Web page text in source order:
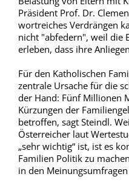
Präsident Prof. Dr.
wortreiches Verdrängen
nicht "abfedern", weil die
erleben, dass ihre
Für den Katholischen
zentrale Ursache für die
der Hand: Fünf Millionen
Kürzungen der
betroffen, sagt Steindl.
Österreicher laut
„sehr wichtig“ ist, ist es
Familien Politik zu
in den